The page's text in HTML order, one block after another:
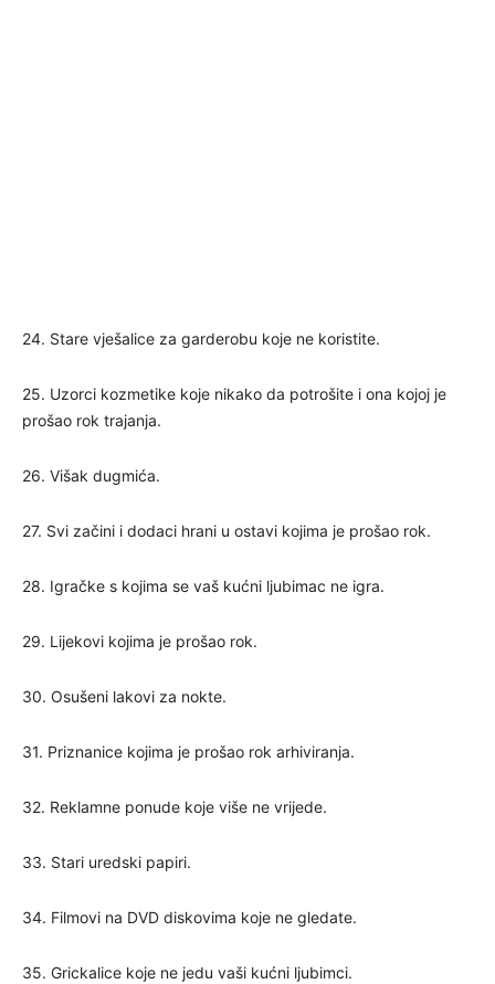
24. Stare vješalice za garderobu koje ne koristite.
25. Uzorci kozmetike koje nikako da potrošite i ona kojoj je
prošao rok trajanja.
26. Višak dugmića.
27. Svi začini i dodaci hrani u ostavi kojima je prošao rok.
28. Igračke s kojima se vaš kućni ljubimac ne igra.
29. Lijekovi kojima je prošao rok.
30. Osušeni lakovi za nokte.
31. Priznanice kojima je prošao rok arhiviranja.
32. Reklamne ponude koje više ne vrijede.
33. Stari uredski papiri.
34. Filmovi na DVD diskovima koje ne gledate.
35. Grickalice koje ne jedu vaši kućni ljubimci.